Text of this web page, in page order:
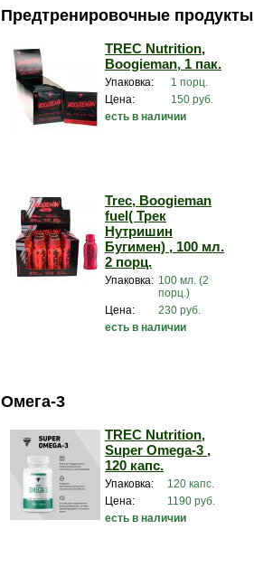
Предтренировочные продукты
TREC Nutrition,
Boogieman, 1 пак.
Упаковка:
1 порц.
Цена:
150 руб.
есть в наличии
Trec, Boogieman
fuel( Трек
Нутришин
Бугимен) , 100 мл.
2 порц.
Упаковка: 100 мл. (2
порц.)
Цена:
230 руб.
есть в наличии
Омега-3
TREC Nutrition,
Super Omega-3 ,
120 капс.
Упаковка:
120 капс.
Цена:
1190 руб.
есть в наличии